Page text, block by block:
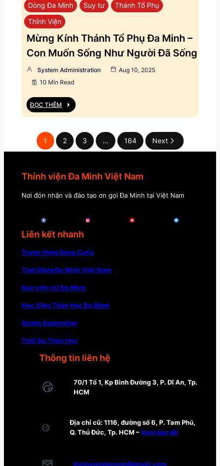
Dòng Đa Minh Suy tư
Thánh Tổ Phụ
Thỉnh Viện
Mừng Kính Thánh Tổ Phụ Đa Minh –
Con Muốn Sống Như Người Đã Sống
System Administration
Aug 10, 2025
10 Min Read
ĐỌC THÊM
1 2 3 … 164 Next
Thỉnh viện Đa Minh Việt Nam
Nơi đón nhận và đào tạo ơn gọi Đa Minh tại Việt Nam
Liên kết nhanh
Trung Ương Dòng Curia
Tỉnh Dòng Đa Minh Việt Nam
Đan viện nữ Đa Minh
Học Viện Thần Học Đa Minh
Sedes Sapientiae
Thời Sự Thần Học
Thông tin liên hệ
70/1 Tổ 1, Kp Bình Đường 3, P. Dĩ An, Tp.
HCM
Địa chỉ cũ: 1116, đường số 6, P. Tam Phú,
Q. Thủ Đức, Tp. HCM –Xem bản đồ
thinhviendaminh@gmail.com